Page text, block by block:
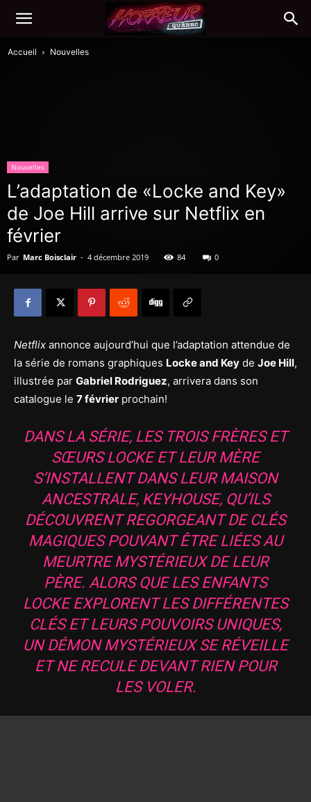
Accueil Nouvelles
Nouvelles
L’adaptation de «Locke and Key»
de Joe Hill arrive sur Netflix en
février
Par Marc Boisclair - 4 décembre 2019 84 0
Netflix annonce aujourd’hui que l’adaptation attendue de
la série de romans graphiques Locke and Key de Joe Hill,
illustrée par Gabriel Rodriguez, arrivera dans son
catalogue le 7 février prochain!
DANS LA SÉRIE, LES TROIS FRÈRES ET
SŒURS LOCKE ET LEUR MÈRE
S’INSTALLENT DANS LEUR MAISON
ANCESTRALE, KEYHOUSE, QU’ILS
DÉCOUVRENT REGORGEANT DE CLÉS
MAGIQUES POUVANT ÊTRE LIÉES AU
MEURTRE MYSTÉRIEUX DE LEUR
PÈRE. ALORS QUE LES ENFANTS
LOCKE EXPLORENT LES DIFFÉRENTES
CLÉS ET LEURS POUVOIRS UNIQUES,
UN DÉMON MYSTÉRIEUX SE RÉVEILLE
ET NE RECULE DEVANT RIEN POUR
LES VOLER.